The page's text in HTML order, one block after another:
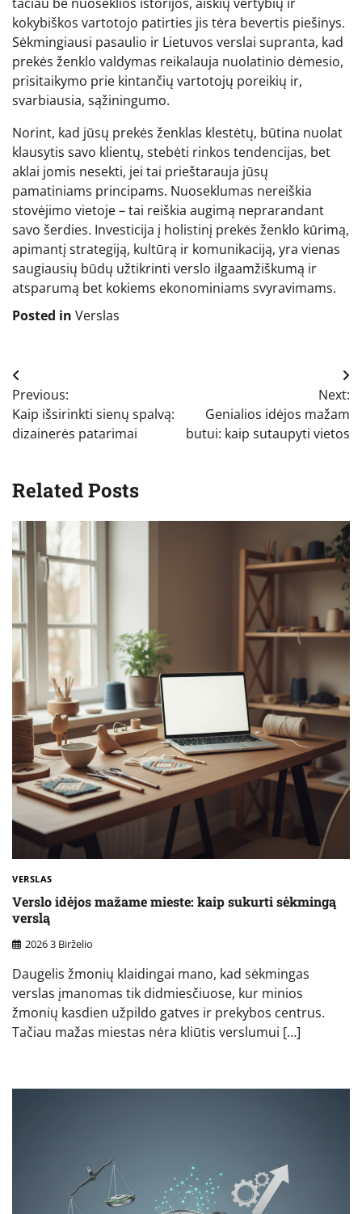
kokybiškos vartotojo patirties jis tėra bevertis piešinys.
Sėkmingiausi pasaulio ir Lietuvos verslai supranta, kad
prekės ženklo valdymas reikalauja nuolatinio dėmesio,
prisitaikymo prie kintančių vartotojų poreikių ir,
svarbiausia, sąžiningumo.
Norint, kad jūsų prekės ženklas klestėtų, būtina nuolat
klausytis savo klientų, stebėti rinkos tendencijas, bet
aklai jomis nesekti, jei tai prieštarauja jūsų
pamatiniams principams. Nuoseklumas nereiškia
stovėjimo vietoje – tai reiškia augimą neprarandant
savo šerdies. Investicija į holistinį prekės ženklo kūrimą,
apimantį strategiją, kultūrą ir komunikaciją, yra vienas
saugiausių būdų užtikrinti verslo ilgaamžiškumą ir
atsparumą bet kokiems ekonominiams svyravimams.
Posted in Verslas
Navigacija
tarp
įrašų
Previous:
Kaip išsirinkti sienų spalvą:
dizainerės patarimai
Next:
Genialios idėjos mažam
butui: kaip sutaupyti vietos
Related Posts
VERSLAS
Verslo idėjos mažame mieste: kaip sukurti sėkmingą
verslą
2026 3 Birželio
Daugelis žmonių klaidingai mano, kad sėkmingas
verslas įmanomas tik didmiesčiuose, kur minios
žmonių kasdien užpildo gatves ir prekybos centrus.
Tačiau mažas miestas nėra kliūtis verslumui […]